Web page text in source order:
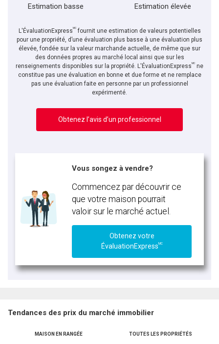
Estimation basse Estimation élevée
L'ÉvaluationExpressMCfournit une estimation de valeurs potentielles
pour une propriété, d’une évaluation plus basse à une évaluation plus
élevée, fondée sur la valeur marchande actuelle, de même que sur
des données propres au marché local ainsi que sur les
renseignements disponibles sur la propriété. L'ÉvaluationExpressMC ne
constitue pas une évaluation en bonne et due forme et ne remplace
pas une évaluation faite en personne par un professionnel
expérimenté.
Obtenez l’avis d’un professionnel
Vous songez à vendre?
Commencez par découvrir ce
que votre maison pourrait
valoir sur le marché actuel.
Obtenez votre
ÉvaluationExpressMC
Tendances des prix du marché immobilier
MAISON EN RANGÉE TOUTES LES PROPRIÉTÉS